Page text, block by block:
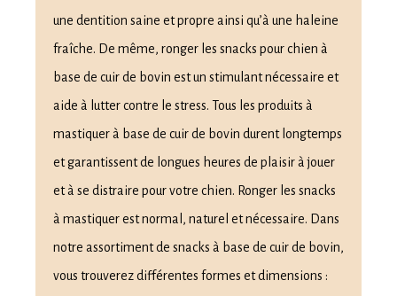
une dentition saine et propre ainsi qu’à une haleine
fraîche. De même, ronger les snacks pour chien à
base de cuir de bovin est un stimulant nécessaire et
aide à lutter contre le stress. Tous les produits à
mastiquer à base de cuir de bovin durent longtemps
et garantissent de longues heures de plaisir à jouer
et à se distraire pour votre chien. Ronger les snacks
à mastiquer est normal, naturel et nécessaire. Dans
notre assortiment de snacks à base de cuir de bovin,
vous trouverez différentes formes et dimensions :